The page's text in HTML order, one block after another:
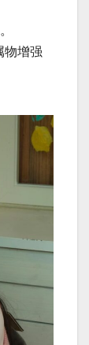
增强